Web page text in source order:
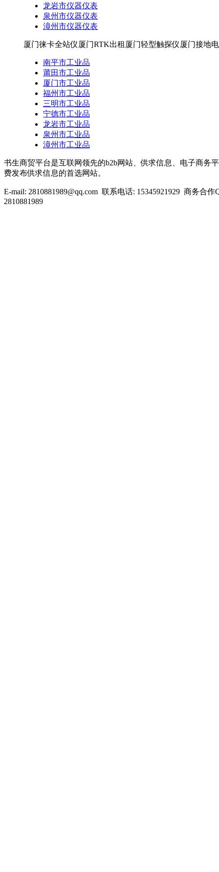
龙岩市仪器仪表
泉州市仪器仪表
漳州市仪器仪表
厦门徕卡全站仪厦门RTK出租厦门轻型触探仪厦门接地
南平市工业品
莆田市工业品
厦门市工业品
福州市工业品
三明市工业品
宁德市工业品
龙岩市工业品
泉州市工业品
漳州市工业品
书生商贸平台是互联网领先的b2b网站、供求信息、电子商务
费发布供求信息的首选网站。
E-mail: 2810881989@qq.com 联系电话: 15345921929 商务合
2810881989